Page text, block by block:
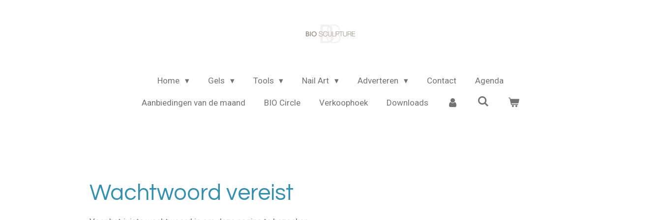
Home Gels Tools Nail Art Adverteren Contact Agenda
Aanbiedingen van de maand BIO Circle Verkoophoek Downloads
Wachtwoord vereist